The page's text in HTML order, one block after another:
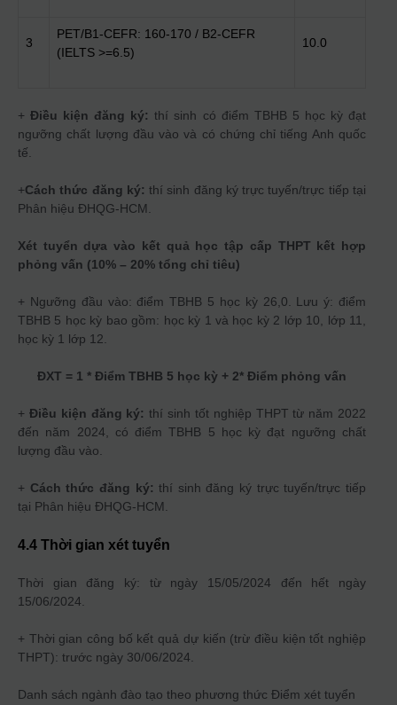
3
PET/B1-CEFR: 160-170 / B2-CEFR
(IELTS >=6.5)
10.0
+Điều kiện đăng ký: thí sinh có điểm TBHB 5 học kỳ đạt
ngưỡng chất lượng đầu vào và có chứng chỉ tiếng Anh quốc
tế.
+Cách thức đăng ký: thí sinh đăng ký trực tuyến/trực tiếp tại
Phân hiệu ĐHQG-HCM.
Xét tuyển dựa vào kết quả học tập cấp THPT kết hợp
phỏng vấn (10% – 20% tổng chỉ tiêu)
+ Ngưỡng đầu vào: điểm TBHB 5 học kỳ 26,0. Lưu ý: điểm
TBHB 5 học kỳ bao gồm: học kỳ 1 và học kỳ 2 lớp 10, lớp 11,
học kỳ 1 lớp 12.
ĐXT = 1 * Điểm TBHB 5 học kỳ + 2* Điểm phỏng vấn
+ Điều kiện đăng ký: thí sinh tốt nghiệp THPT từ năm 2022
đến năm 2024, có điểm TBHB 5 học kỳ đạt ngưỡng chất
lượng đầu vào.
+ Cách thức đăng ký: thí sinh đăng ký trực tuyến/trực tiếp
tại Phân hiệu ĐHQG-HCM.
4.4 Thời gian xét tuyển
Thời gian đăng ký: từ ngày 15/05/2024 đến hết ngày
15/06/2024.
+ Thời gian công bố kết quả dự kiến (trừ điều kiện tốt nghiệp
THPT): trước ngày 30/06/2024.
Danh sách ngành đào tạo theo phương thức Điểm xét tuyển